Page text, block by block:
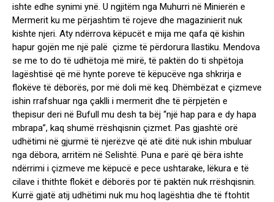
ishte edhe synimi ynë. U ngjitëm nga Muhurri në Minierën e
Mermerit ku me përjashtim të rojeve dhe magazinierit nuk
kishte njeri. Aty ndërrova këpucët e mija me qafa që kishin
hapur gojën me një palë çizme të përdorura llastiku. Mendova
se me to do të udhëtoja më mirë, të paktën do ti shpëtoja
lagështisë që më hynte poreve të këpucëve nga shkrirja e
flokëve të dëborës, por më doli më keq. Dhëmbëzat e çizmeve
ishin rrafshuar nga çaklli i mermerit dhe të përpjetën e
thepisur deri në Bufull mu desh ta bëj “një hap para e dy hapa
mbrapa”, kaq shumë rrëshqisnin çizmet. Pas gjashtë orë
udhëtimi në gjurmë të njerëzve që atë ditë nuk ishin mbuluar
nga dëbora, arritëm në Selishtë. Puna e parë që bëra ishte
ndërrimi i çizmeve me këpucë e pece ushtarake, lëkura e të
cilave i thithte flokët e dëborës por të paktën nuk rrëshqisnin.
Kurrë gjatë atij udhëtimi nuk mu hoq lagështia dhe të ftohtit